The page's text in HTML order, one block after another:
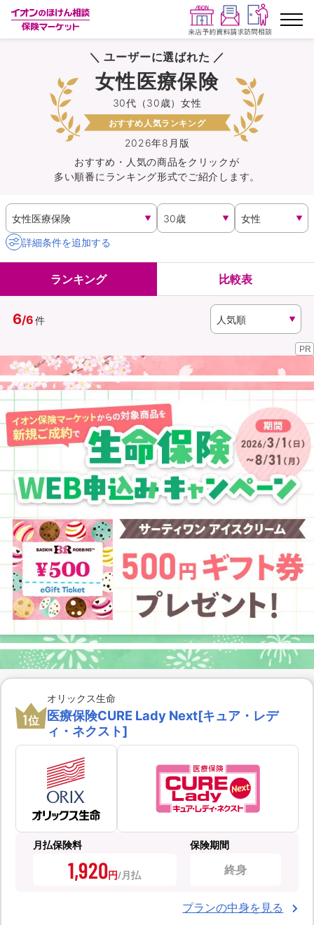
ランキングから探す
保険を比較する
保険会社から探す
イオンカード会員さま専用保険
キャンペーン一覧
イオングループ従業員さま向け
資料請求
（無料）
訪問相談
イオンカード会員さま専用保険
＼ ユーザーに選ばれた ／
2026年8月版
30代（30歳）女性
女性医療保険
おすすめ人気ランキング
おすすめ・人気の商品をクリックが
多い順番にランキング形式でご紹介します。
詳細条件を追加する
ランキング 比較表
6/6件
PR
1位
オリックス生命
医療保険CURE Lady Next[キュア・レデ
ィ・ネクスト]
月払保険料
1,920円
保険期間
終身
プランの中身を見る